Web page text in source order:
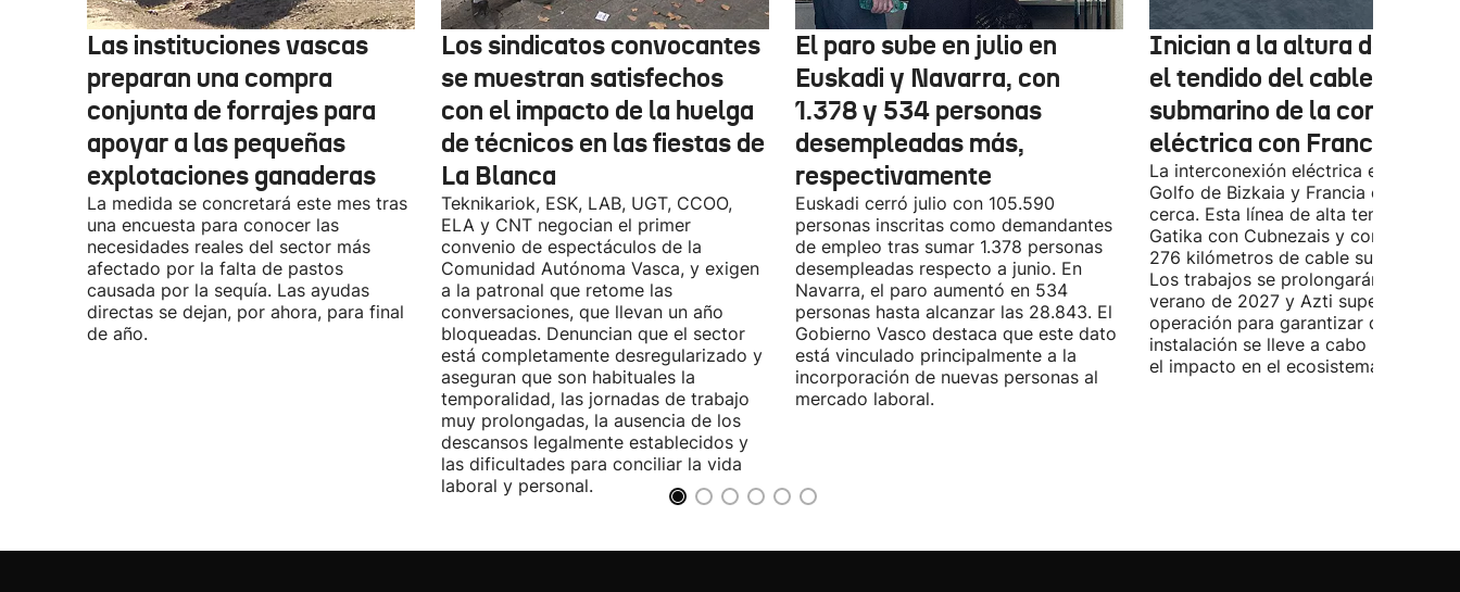
Las instituciones vascas
preparan una compra
conjunta de forrajes para
apoyar a las pequeñas
explotaciones ganaderas
La medida se concretará este mes tras
una encuesta para conocer las
necesidades reales del sector más
afectado por la falta de pastos
causada por la sequía. Las ayudas
directas se dejan, por ahora, para final
de año.
Los sindicatos convocantes
se muestran satisfechos
con el impacto de la huelga
de técnicos en las fiestas de
La Blanca
Teknikariok, ESK, LAB, UGT, CCOO,
ELA y CNT negocian el primer
convenio de espectáculos de la
Comunidad Autónoma Vasca, y exigen
a la patronal que retome las
conversaciones, que llevan un año
bloqueadas. Denuncian que el sector
está completamente desregularizado y
aseguran que son habituales la
temporalidad, las jornadas de trabajo
muy prolongadas, la ausencia de los
descansos legalmente establecidos y
las dificultades para conciliar la vida
laboral y personal.
El paro sube en julio en
Euskadi y Navarra, con
1.378 y 534 personas
desempleadas más,
respectivamente
Euskadi cerró julio con 105.590
personas inscritas como demandantes
de empleo tras sumar 1.378 personas
desempleadas respecto a junio. En
Navarra, el paro aumentó en 534
personas hasta alcanzar las 28.843. El
Gobierno Vasco destaca que este dato
está vinculado principalmente a la
incorporación de nuevas personas al
mercado laboral.
Inician a la altura de
el tendido del cable
submarino de la conexión
eléctrica con Francia
La interconexión eléctrica entre el
Golfo de Bizkaia y Francia está más
cerca. Esta línea de alta tensión unirá
Gatika con Cubnezais y contará con
276 kilómetros de cable submarino.
Los trabajos se prolongarán hasta
verano de 2027 y Azti supervisará la
operación para garantizar que la
instalación se lleve a cabo
el impacto en el ecosistema marino.